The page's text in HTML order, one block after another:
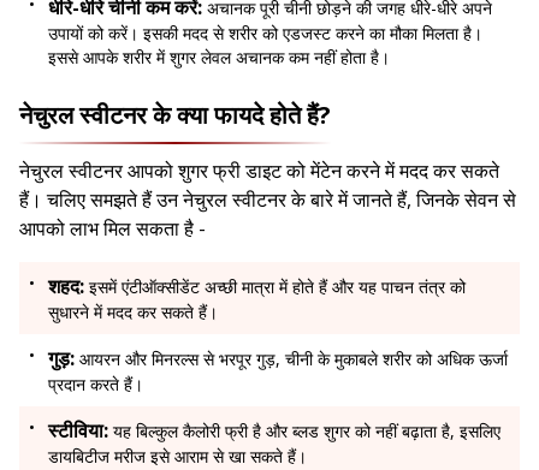
धीरे-धीरे चीनी कम करें: अचानक पूरी चीनी छोड़ने की जगह धीरे-धीरे अपने
उपायों को करें। इसकी मदद से शरीर को एडजस्ट करने का मौका मिलता है।
इससे आपके शरीर में शुगर लेवल अचानक कम नहीं होता है।
नेचुरल स्वीटनर के क्या फायदे होते हैं?
नेचुरल स्वीटनर आपको शुगर फ्री डाइट को मेंटेन करने में मदद कर सकते
हैं। चलिए समझते हैं उन नेचुरल स्वीटनर के बारे में जानते हैं, जिनके सेवन से
आपको लाभ मिल सकता है -
शहद: इसमें एंटीऑक्सीडेंट अच्छी मात्रा में होते हैं और यह पाचन तंत्र को
सुधारने में मदद कर सकते हैं।
गुड़: आयरन और मिनरल्स से भरपूर गुड़, चीनी के मुकाबले शरीर को अधिक ऊर्जा
प्रदान करते हैं।
स्टीविया: यह बिल्कुल कैलोरी फ्री है और ब्लड शुगर को नहीं बढ़ाता है, इसलिए
डायबिटीज मरीज इसे आराम से खा सकते हैं।